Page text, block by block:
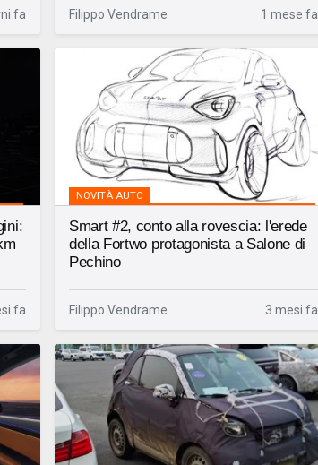
fa Filippo Vendrame 1 mese fa
fa
NOVITÀ AUTO
Smart #2, conto alla rovescia: l'erede
della Fortwo protagonista a Salone di
Pechino
Filippo Vendrame 3 mesi fa